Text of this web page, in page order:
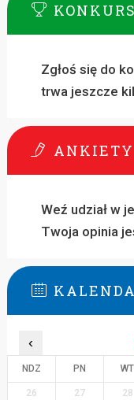
Zgłoś się do
trwa jeszcze
ANKIETY
Weź udział w
Twoja opinia
‹
NDZ PN WT
26 27 28